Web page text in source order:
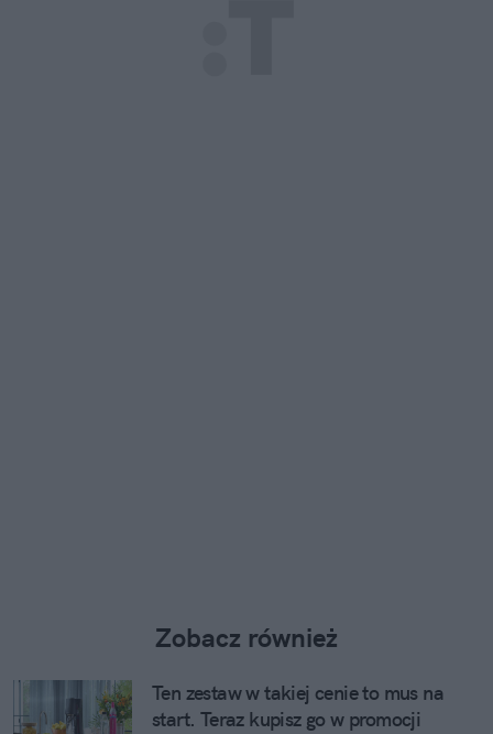
Zobacz również
Ten zestaw w takiej cenie to mus na
start. Teraz kupisz go w promocji